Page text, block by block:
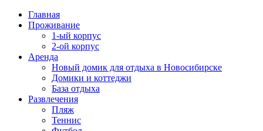
Главная
Проживание
1-ый корпус
2-ой корпус
Аренда
Новый домик для отдыха в Новосибирске
Домики и коттеджи
База отдыха
Развлечения
Пляж
Теннис